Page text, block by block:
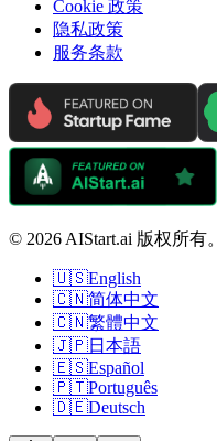
Cookie 政策
隐私政策
服务条款
© 2026 AIStart.ai 版权所有。
🇺🇸English
🇨🇳简体中文
🇨🇳繁體中文
🇯🇵日本語
🇪🇸Español
🇵🇹Português
🇩🇪Deutsch